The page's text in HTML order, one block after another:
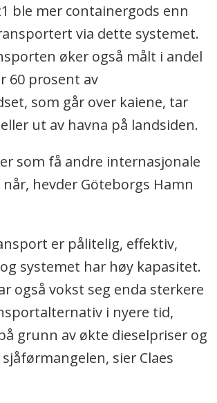
ble mer containergods enn
via dette systemet.
øker også målt i andel
60 prosent av
som går over kaiene, tar
ut av havna på landsiden.
som få andre internasjonale
hevder Göteborgs Hamn
er pålitelig, effektiv,
systemet har høy kapasitet.
også vokst seg enda sterkere
i nyere tid,
grunn av økte dieselpriser og
sier Claes